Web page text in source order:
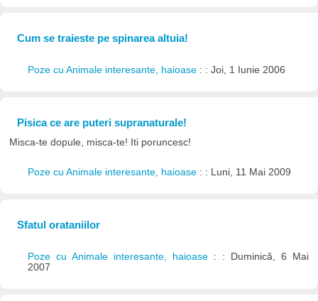
Cum se traieste pe spinarea altuia!
Poze cu Animale interesante, haioase : : Joi, 1 Iunie 2006
Pisica ce are puteri supranaturale!
Misca-te dopule, misca-te! Iti poruncesc!
Poze cu Animale interesante, haioase : : Luni, 11 Mai 2009
Sfatul orataniilor
Poze cu Animale interesante, haioase : : Duminică, 6 Mai
2007